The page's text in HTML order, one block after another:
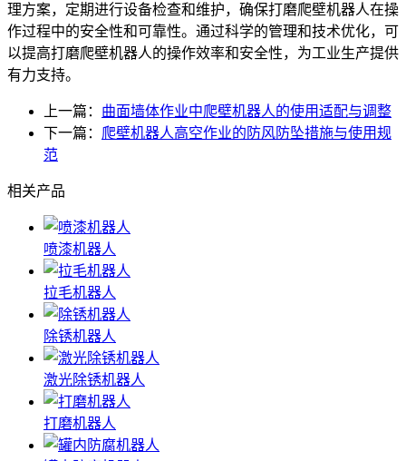
理方案，定期进行设备检查和维护，确保打磨爬壁机器人在操
作过程中的安全性和可靠性。通过科学的管理和技术优化，可
以提高打磨爬壁机器人的操作效率和安全性，为工业生产提供
有力支持。
上一篇： 曲面墙体作业中爬壁机器人的使用适配与调整
下一篇： 爬壁机器人高空作业的防风防坠措施与使用规
范
相关产品
喷漆机器人
拉毛机器人
除锈机器人
激光除锈机器人
打磨机器人